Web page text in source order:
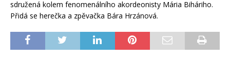
sdružená kolem fenomenálního akordeonisty Mária Biháriho.
Přidá se herečka a zpěvačka Bára Hrzánová.